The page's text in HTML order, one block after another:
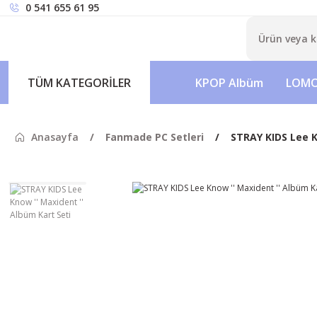
0 541 655 61 95
TÜM KATEGORİLER KPOP Albüm
Anasayfa Fanmade PC Setleri STRAY KIDS